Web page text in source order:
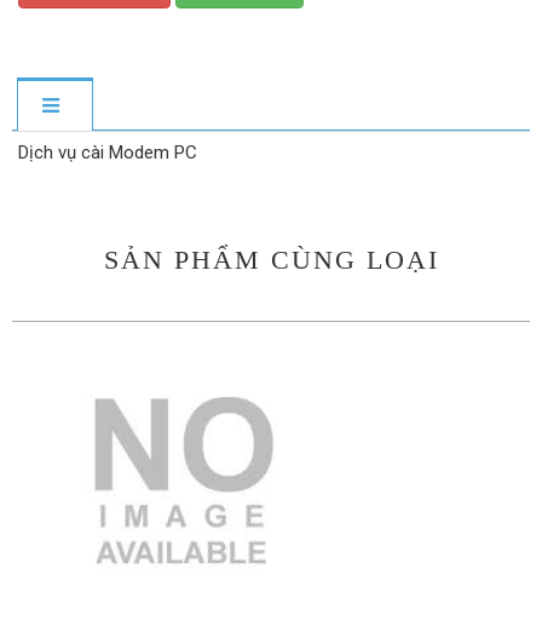
Dịch vụ cài Modem PC
SẢN PHẨM CÙNG LOẠI